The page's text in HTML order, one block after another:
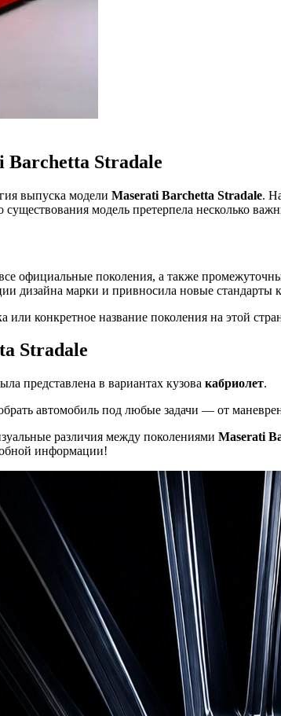
Barchetta Stradale
выпуска модели Maserati Barchetta Stradale.
существования модель претерпела несколько
официальные поколения, а также
дизайна марки и привносила новые стандарты
конкретное название поколения на этой
Stradale
представлена в вариантах кузова кабриолет.
автомобиль под любые задачи — от
различия между поколениями Maserati
информации!